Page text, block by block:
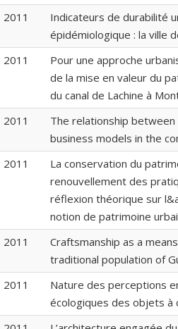
2011
Indicateurs de durabilité
épidémiologique : la ville
2011
Pour une approche
de la mise en valeur du
du canal de Lachine à
2011
The relationship
business models in the
2011
La conservation du
renouvellement des
réflexion théorique sur
notion de patrimoine
2011
Craftsmanship as a
traditional population of
2011
Nature des perceptions
écologiques des objets à